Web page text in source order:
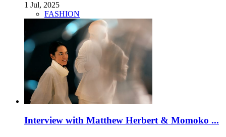
1 Jul, 2025
FASHION
Interview with Matthew Herbert & Momoko ...